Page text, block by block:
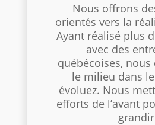
Nous offrons
orientés vers la
Ayant réalisé plus
avec des
québécoises,
le milieu dans
évoluez. Nous
efforts de l’avant